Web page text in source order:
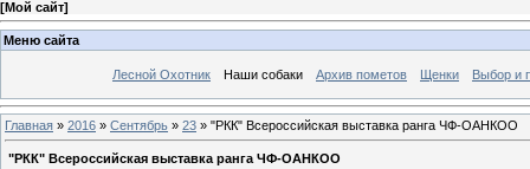
[Мой сайт]
Меню сайта
Лесной Охотник Наши собаки Архив пометов Щенки Выбор и
Главная » 2016 » Сентябрь » 23 » "РКК" Всероссийская выставка ранга ЧФ-ОАНКОО
"РКК" Всероссийская выставка ранга ЧФ-ОАНКОО